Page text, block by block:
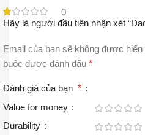
0
Hãy là người đầu tiên nhận xét
Email của bạn sẽ không được hiển
buộc được đánh dấu *
Đánh giá của bạn *
Value for money
Durability